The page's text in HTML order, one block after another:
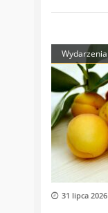
Wydarzenia
31 lipca 2026